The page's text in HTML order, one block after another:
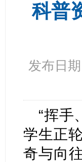
科普
发布日
“挥手
学生正
奇与向